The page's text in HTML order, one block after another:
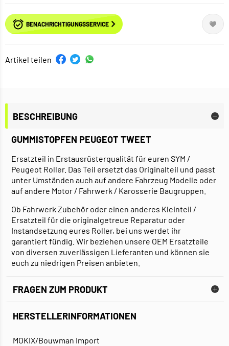
BENACHRICHTIGUNGSSERVICE
Artikel teilen
BESCHREIBUNG
GUMMISTOPFEN PEUGEOT TWEET
Ersatzteil in Erstausrüsterqualität für euren SYM /
Peugeot Roller. Das Teil ersetzt das Originalteil und passt
unter Umständen auch auf andere Fahrzeug Modelle oder
auf andere Motor / Fahrwerk / Karosserie Baugruppen.
Ob Fahrwerk Zubehör oder einen anderes Kleinteil /
Ersatzteil für die originalgetreue Reparatur oder
Instandsetzung eures Roller, bei uns werdet ihr
garantiert fündig. Wir beziehen unsere OEM Ersatzteile
von diversen zuverlässigen Lieferanten und können sie
euch zu niedrigen Preisen anbieten.
FRAGEN ZUM PRODUKT
HERSTELLERINFORMATIONEN
MOKIX/Bouwman Import